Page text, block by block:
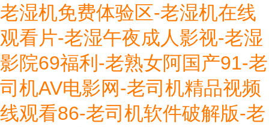
老湿机免费体验区-老湿机在线
观看片-老湿午夜成人影视-老湿
影院69福利-老熟女阿国产91-老
司机AV电影网-老司机精品视频
线观看86-老司机软件破解版-老